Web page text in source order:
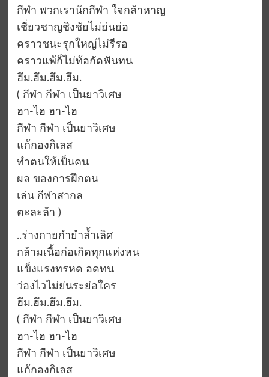
กีฬา พวกเรานักกีฬา ใจกล้าหาญ
เชี่ยวชาญชิงชัยไม่ย่นย่อ
คราวชนะรุกใหญ่ไม่รีรอ
คราวแพ้ก็ไม่ท้อกัดฟันทน
ฮึม.ฮึม.ฮึม.ฮึม.
( กีฬา กีฬา เป็นยาวิเศษ
ฮา-ไฮ ฮา-ไฮ
กีฬา กีฬา เป็นยาวิเศษ
แก้กองกิเลส
ทำตนให้เป็นคน
ผล ของการฝึกตน
เล่น กีฬาสากล
ตะละล้า )
..ร่างกายกำยำล้ำเลิศ
กล้ามเนื้อก่อเกิดทุกแห่งหน
แข็งแรงทรหด อดทน
ว่องไวไม่ย่นระย่อใคร
ฮึม.ฮึม.ฮึม.ฮึม.
( กีฬา กีฬา เป็นยาวิเศษ
ฮา-ไฮ ฮา-ไฮ
กีฬา กีฬา เป็นยาวิเศษ
แก้กองกิเลส